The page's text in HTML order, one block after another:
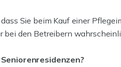
Sie beim Kauf einer
bei den Betreibern